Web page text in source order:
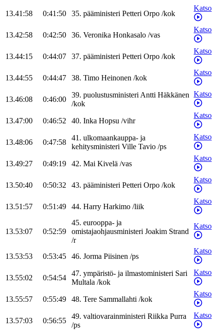
13.41:58 0:41:50 35. pääministeri Petteri Orpo /kok
Katso
13.42:58 0:42:50 36. Veronika Honkasalo /vas
Katso
13.44:15 0:44:07 37. pääministeri Petteri Orpo /kok
Katso
13.44:55 0:44:47 38. Timo Heinonen /kok
Katso
13.46:08 0:46:00
39. puolustusministeriAntti Häkkänen
/kok
Katso
13.47:00 0:46:52 40. Inka Hopsu /vihr
Katso
13.48:06 0:47:58
41. ulkomaankauppa- ja
kehitysministeri Ville Tavio /ps
Katso
13.49:27 0:49:19 42. Mai Kivelä /vas
Katso
13.50:40 0:50:32 43. pääministeri Petteri Orpo /kok
Katso
13.51:57 0:51:49 44. Harry Harkimo /liik
Katso
13.53:07 0:52:59
45. eurooppa- ja
omistajaohjausministeri Joakim Strand
/r
Katso
13.53:53 0:53:45 46. Jorma Piisinen /ps
Katso
13.55:02 0:54:54
47. ympäristö- ja ilmastoministeri Sari
Multala /kok
Katso
13.55:57 0:55:49 48. Tere Sammallahti /kok
Katso
13.57:03 0:56:55
49. valtiovarainministeri Riikka Purra
/ps
Katso